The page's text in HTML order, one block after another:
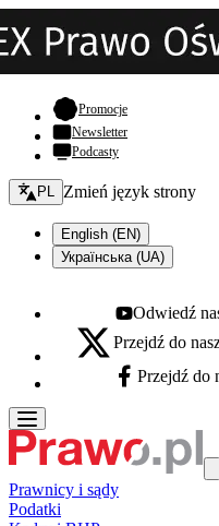
Promocje- otwiera się w
Newsletter
Podcasty
Zmień język - bieżący:
PL Zmień język strony
English (EN)
Українська (UA)
Youtube - otwiera
Odwiedź
X - otwiera się w nowej
Przejdź do
Facebook - otwiera
Przejdź do
Prawnicy i sądy
Podatki